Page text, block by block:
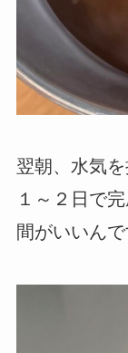
翌朝、水気
１～２日で
間がいいんで